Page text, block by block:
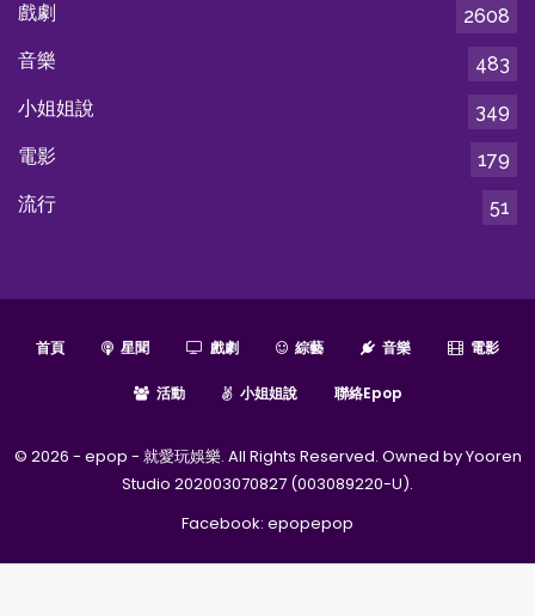
戲劇
2608
音樂
483
小姐姐說
349
電影
179
流行
51
首頁 星聞 戲劇 綜藝 音樂 電影
活動 小姐姐說 聯絡epop
© 2026 - epop - 就愛玩娛樂. All Rights Reserved. Owned by Yooren
Studio 202003070827 (003089220-U).
Facebook: epopepop